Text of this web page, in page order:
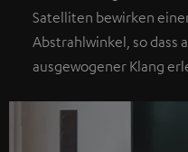
Satelliten bewirken
Abstrahlwinkel, so dass
ausgewogener Klang